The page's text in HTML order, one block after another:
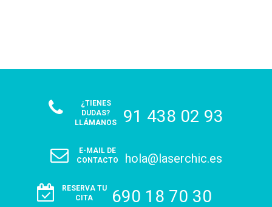
¿TIENES
DUDAS?
LLÁMANOS
91 438 02 93
E-MAIL DE
CONTACTO
hola@laserchic.es
RESERVA TU
CITA
690 18 70 30